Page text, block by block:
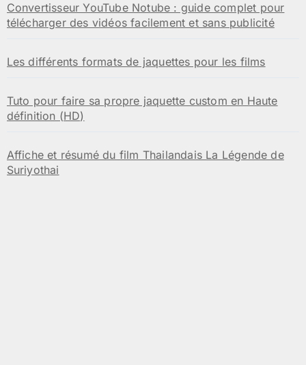
Convertisseur YouTube Notube : guide complet pour
télécharger des vidéos facilement et sans publicité
Les différents formats de jaquettes pour les films
Tuto pour faire sa propre jaquette custom en Haute
définition (HD)
Affiche et résumé du film Thailandais La Légende de
Suriyothai